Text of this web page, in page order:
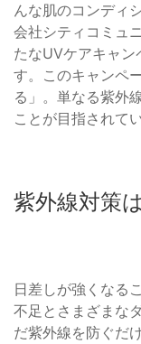
んな肌のコンディ
会社シティコミュ
たなUVケアキャ
す。このキャンペ
る」。単なる紫外
ことが目指されて
紫外線対策
日差しが強くなる
不足とさまざまな
だ紫外線を防ぐだ